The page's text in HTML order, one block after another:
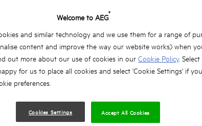
165 mm čepel se 48 zuby pro hladké a
materiálu.
Jednoduchá a přesná stupnice nastavení
dráhu".
Snadné použití a nastavení funkce zkosení
Maximální hloubka řezu 58,5 mm.
Výsuvný ochranný nůž, který chrání kotouč
Welcome to AEG®
and similar technology and we use them for a range of
content and improve the way our website works) when
out more about our use of cookies in our Cookie Policy.
for us to place all cookies and select 'Cookie Settings' if
preferences.
Cookies Settings Accept All Cookies